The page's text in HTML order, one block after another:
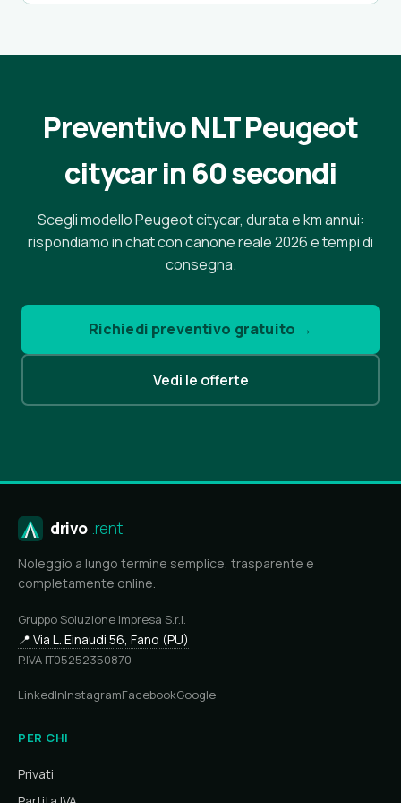
Preventivo NLT Peugeot
citycar in 60 secondi
Scegli modello Peugeot citycar, durata e km annui:
rispondiamo in chat con canone reale 2026 e tempi di
consegna.
Richiedi preventivo gratuito →
Vedi le offerte
drivo .rent
Noleggio a lungo termine semplice, trasparente e
completamente online.
Gruppo Soluzione Impresa S.r.l.
📍 Via L. Einaudi 56, Fano (PU)
P.IVA IT05252350870
LinkedInInstagramFacebookGoogle
PER CHI
Privati